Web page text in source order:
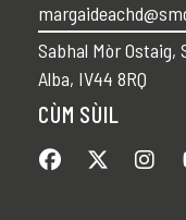
Sabhal Mòr
Alba, IV44 8RQ
CÙM SÙIL